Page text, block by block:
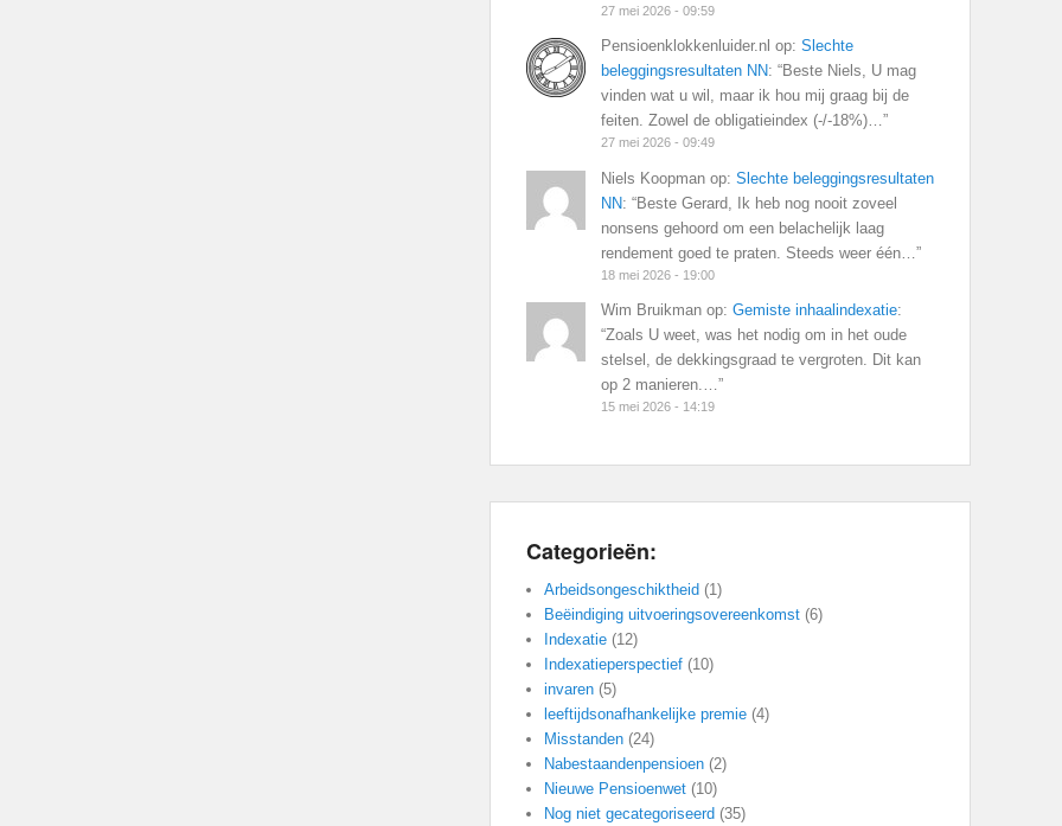
27 mei 2026 - 09:59
Pensioenklokkenluider.nl op: Slechte
beleggingsresultaten NN: “Beste Niels, U mag
vinden wat u wil, maar ik hou mij graag bij de
feiten. Zowel de obligatieindex (-/-18%)…”
27 mei 2026 - 09:49
Niels Koopman op: Slechte beleggingsresultaten
NN: “Beste Gerard, Ik heb nog nooit zoveel
nonsens gehoord om een belachelijk laag
rendement goed te praten. Steeds weer één… ”
18 mei 2026 - 19:00
Wim Bruikman op: Gemiste inhaalindexatie:
“Zoals U weet, was het nodig om in het oude
stelsel, de dekkingsgraad te vergroten. Dit kan
op 2 manieren.… ”
15 mei 2026 - 14:19
Categorieën:
Arbeidsongeschiktheid (1)
Beëindiging uitvoeringsovereenkomst (6)
Indexatie (12)
Indexatieperspectief (10)
invaren (5)
leeftijdsonafhankelijke premie (4)
Misstanden (24)
Nabestaandenpensioen (2)
Nieuwe Pensioenwet (10)
Nog niet gecategoriseerd (35)